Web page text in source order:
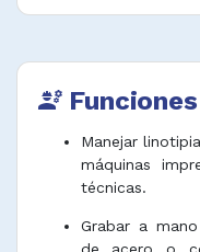
engineering Funciones
Manejar
máquinas
técnicas.
Grabar a